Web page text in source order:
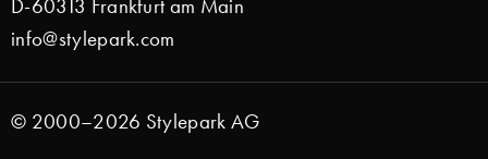
D-60313 Frankfurt am Main
info@stylepark.com
© 2000–2026 Stylepark AG